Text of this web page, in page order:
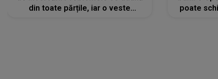
din toate părțile, iar o veste
poate